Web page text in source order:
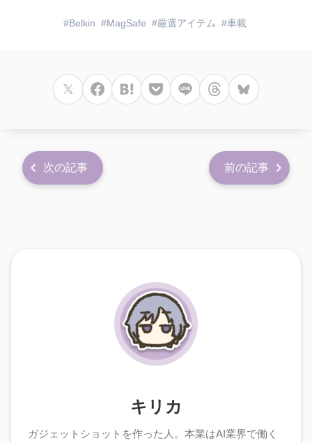
Belkin MagSafe 厳選アイテム 車載
次の記事 前の記事
キリカ
ガジェットショットを作った人。本業はAI業界で働く